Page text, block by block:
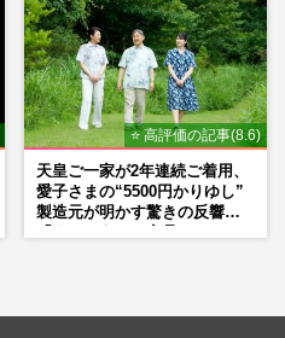
⭐ 高評価の記事(8.6)
天皇ご一家が2年連続ご着用、
愛子さまの“5500円かりゆし”
製造元が明かす驚きの反響